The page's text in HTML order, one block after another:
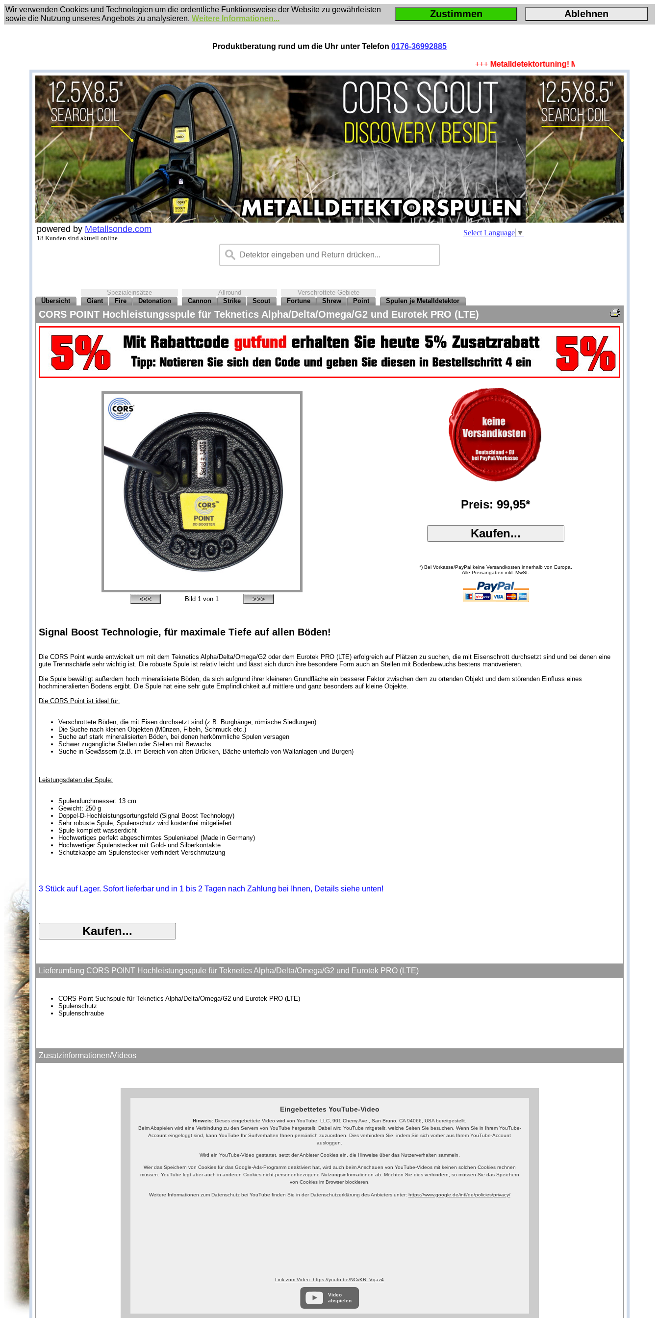
Wir verwenden Cookies und Technologien um die ordentliche Funktionsweise der Website zu gewährleisten
sowie die Nutzung unseres Angebots zu analysieren. Weitere Informationen... Zustimmen Ablehnen
Produktberatung rund um die Uhr unter Telefon 0176-36992885
Metalldetektortuning! Mehr Tiefe, mehr Fläche,
powered by Metallsonde.com
18 Kunden sind aktuell online
Select Language ▼
Spezialeinsätze Allround
Verschrottete Gebiete
Übersicht
Giant Fire Detonation Cannon Strike Scout Fortune Shrew Point Spulen je Metalldetektor
CORS POINT Hochleistungsspule für Teknetics Alpha/Delta/Omega/G2 und Eurotek PRO (LTE)
Bild 1 von 1
Preis: 99,95*
*) Bei Vorkasse/PayPal keine Versandkosten innerhalb von Europa.
Alle Preisangaben inkl. MwSt.
Signal Boost Technologie, für maximale Tiefe auf allen Böden!
Die CORS Point wurde entwickelt um mit dem Teknetics Alpha/Delta/Omega/G2 oder dem Eurotek PRO (LTE) erfolgreich auf Plätzen zu suchen, die mit Eisenschrott durchsetzt sind und bei denen eine
gute Trennschärfe sehr wichtig ist. Die robuste Spule ist relativ leicht und lässt sich durch ihre besondere Form auch an Stellen mit Bodenbewuchs bestens manöverieren.
Die Spule bewältigt außerdem hoch mineralisierte Böden, da sich aufgrund ihrer kleineren Grundfläche ein besserer Faktor zwischen dem zu ortenden Objekt und dem störenden Einfluss eines
hochmineralierten Bodens ergibt. Die Spule hat eine sehr gute Empfindlichkeit auf mittlere und ganz besonders auf kleine Objekte.
Die CORS Point ist ideal für:
Verschrottete Böden, die mit Eisen durchsetzt sind (z.B. Burghänge, römische Siedlungen)
Die Suche nach kleinen Objekten (Münzen, Fibeln, Schmuck etc.)
Suche auf stark mineralisierten Böden, bei denen herkömmliche Spulen versagen
Schwer zugängliche Stellen oder Stellen mit Bewuchs
Suche in Gewässern (z.B. im Bereich von alten Brücken, Bäche unterhalb von Wallanlagen und Burgen)
Leistungsdaten der Spule:
Spulendurchmesser: 13 cm
Gewicht: 250 g
Doppel-D-Hochleistungsortungsfeld (Signal Boost Technology)
Sehr robuste Spule, Spulenschutz wird kostenfrei mitgeliefert
Spule komplett wasserdicht
Hochwertiges perfekt abgeschirmtes Spulenkabel (Made in Germany)
Hochwertiger Spulenstecker mit Gold- und Silberkontakte
Schutzkappe am Spulenstecker verhindert Verschmutzung
3 Stück auf Lager. Sofort lieferbar und in 1 bis 2 Tagen nach Zahlung bei Ihnen, Details siehe unten!
Lieferumfang CORS POINT Hochleistungsspule für Teknetics Alpha/Delta/Omega/G2 und Eurotek PRO (LTE)
CORS Point Suchspule für Teknetics Alpha/Delta/Omega/G2 und Eurotek PRO (LTE)
Spulenschutz
Spulenschraube
Zusatzinformationen/Videos
Eingebettetes YouTube-Video
Hinweis: Dieses eingebettete Video wird von YouTube, LLC, 901 Cherry Ave., San Bruno, CA 94066, USA bereitgestellt.
Beim Abspielen wird eine Verbindung zu den Servern von YouTube hergestellt. Dabei wird YouTube mitgeteilt, welche Seiten Sie besuchen. Wenn Sie in Ihrem YouTube-
Account eingeloggt sind, kann YouTube Ihr Surfverhalten Ihnen persönlich zuzuordnen. Dies verhindern Sie, indem Sie sich vorher aus Ihrem YouTube-Account
ausloggen.
Wird ein YouTube-Video gestartet, setzt der Anbieter Cookies ein, die Hinweise über das Nutzerverhalten sammeln.
Wer das Speichern von Cookies für das Google-Ads-Programm deaktiviert hat, wird auch beim Anschauen von YouTube-Videos mit keinen solchen Cookies rechnen
müssen. YouTube legt aber auch in anderen Cookies nicht-personenbezogene Nutzungsinformationen ab. Möchten Sie dies verhindern, so müssen Sie das Speichern
von Cookies im Browser blockieren.
Weitere Informationen zum Datenschutz bei YouTube finden Sie in der Datenschutzerklärung des Anbieters unter: https://www.google.de/intl/de/policies/privacy/
Link zum Video: https://youtu.be/NCvKR_Vqaz4
Video
abspielen